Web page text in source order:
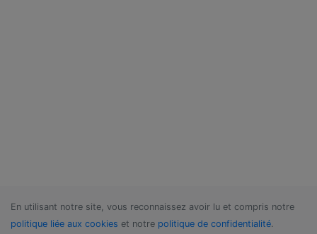
En utilisant notre site, vous reconnaissez avoir lu et compris notre
politique liée aux cookies et notre politique de confidentialité.